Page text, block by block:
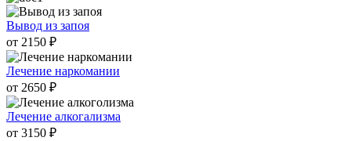
Вывод из запоя
от 2150 ₽
Лечение наркомании
от 2650 ₽
Лечение алкогализма
от 3150 ₽